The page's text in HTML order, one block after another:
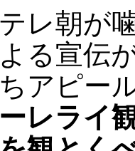
テレ朝が
よる宣伝
ちアピー
ーレライ